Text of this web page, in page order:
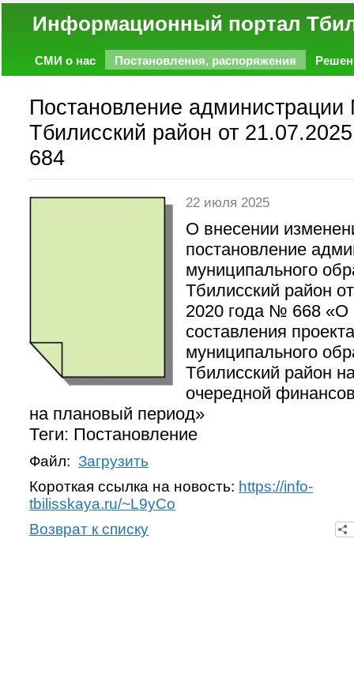
Информационный
СМИ о нас Постановления, распоряжения
Постановление
Тбилисский район от
684
22 июля 2025
О внесении
постановление
муниципального
Тбилисский район
2020 года № 668 «О
составления
муниципального
Тбилисский район
очередной
на плановый период»
Теги: Постановление
Файл: Загрузить
Короткая ссылка на новость: https://info-
tbilisskaya.ru/~L9yCo
Возврат к списку